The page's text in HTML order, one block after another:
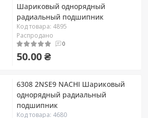
Шариковый однорядный
радиальный подшипник
Код товара: 4895
Распродано
0
50.00 ₴
6308 2NSE9 NACHI Шариковый
однорядный радиальный
подшипник
Код товара: 4680